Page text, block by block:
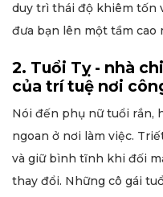
duy trì thái độ khiêm tốn
đưa bạn lên một tầm cao
2. Tuổi Tỵ - nhà
của trí tuệ nơi
Nói đến phụ nữ tuổi rắn,
ngoan ở nơi làm việc.
và giữ bình tĩnh khi đối
thay đổi. Những cô gái